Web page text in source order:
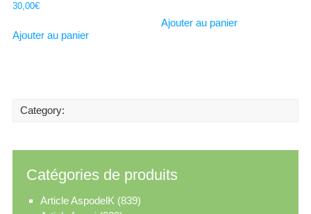
30,00€
Ajouter au panier
Ajouter au panier
Category:
Catégories de produits
Article AspodelK (839)